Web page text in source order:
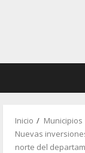
Inicio
Municipios
Nuevas
norte del